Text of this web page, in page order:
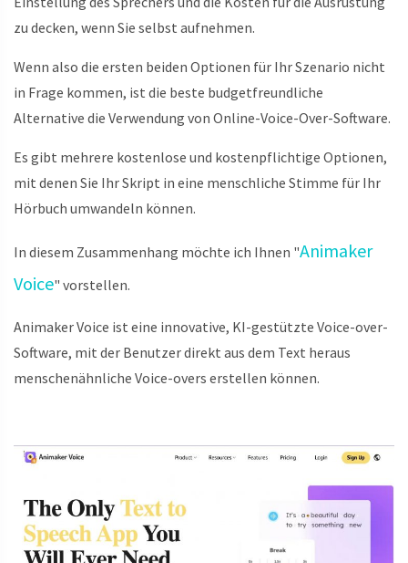
zu decken, wenn Sie selbst aufnehmen.
Wenn also die ersten beiden Optionen für Ihr Szenario nicht
in Frage kommen, ist die beste budgetfreundliche
Alternative die Verwendung von Online-Voice-Over-Software.
Es gibt mehrere kostenlose und kostenpflichtige Optionen,
mit denen Sie Ihr Skript in eine menschliche Stimme für Ihr
Hörbuch umwandeln können.
In diesem Zusammenhang möchte ich Ihnen "Animaker
Voice" vorstellen.
Animaker Voice ist eine innovative, KI-gestützte Voice-over-
Software, mit der Benutzer direkt aus dem Text heraus
menschenähnliche Voice-overs erstellen können.